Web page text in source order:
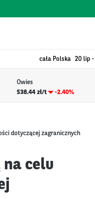
cała Polska 20 lip -
Owies
538.44 zł/t
-2.40%
dotyczącej zagranicznych
celu